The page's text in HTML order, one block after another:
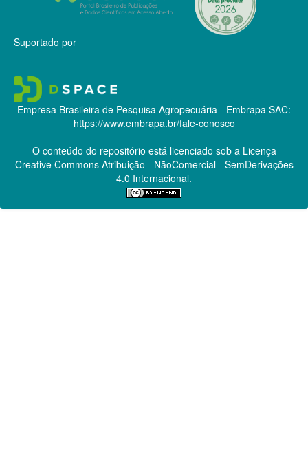
Suportado por
Empresa Brasileira de Pesquisa Agropecuária - Embrapa SAC:
https://www.embrapa.br/fale-conosco
O conteúdo do repositório está licenciado sob a Licença
Creative CommonsAtribuição - NãoComercial - SemDerivações
4.0 Internacional.